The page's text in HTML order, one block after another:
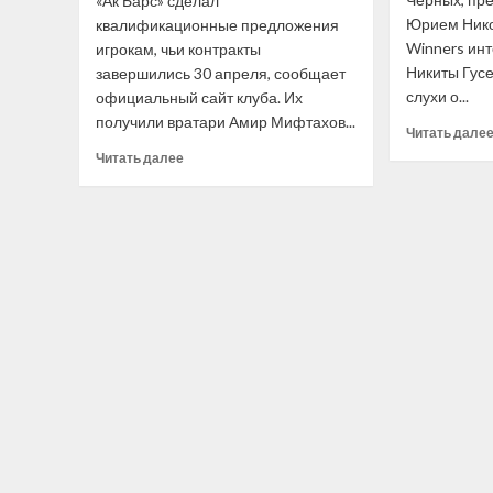
квалификационные предложения
игрокам, чьи контракты
завершились 30 апреля, сообщает
официальный сайт клуба. Их
получили вратари Амир Мифтахов...
Читать далееПрочитать
Юрием
Winners
Никиты
слухи о...
Читать далее